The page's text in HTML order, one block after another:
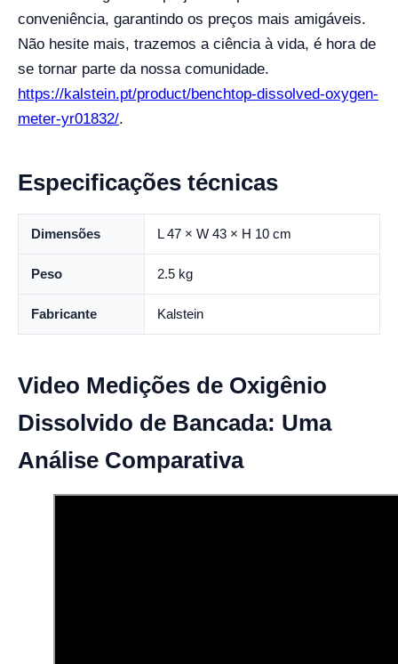
conveniência, garantindo os preços mais amigáveis.
Não hesite mais, trazemos a ciência à vida, é hora de
se tornar parte da nossa comunidade.
https://kalstein.pt/product/benchtop-dissolved-oxygen-
meter-yr01832/.
Especificações técnicas
Dimensões L 47 × W 43 × H 10 cm
Peso 2.5 kg
Fabricante Kalstein
Video Medições de Oxigênio
Dissolvido de Bancada: Uma
Análise Comparativa